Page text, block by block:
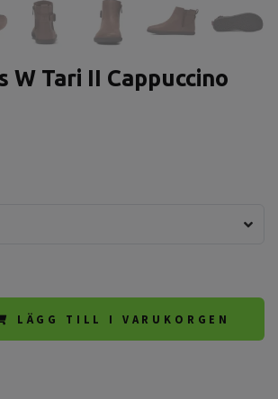
W Tari II Cappuccino
LÄGG TILL I VARUKORGEN